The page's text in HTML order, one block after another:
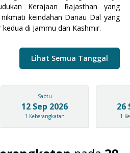
Kerajaan Rajasthan yang
keindahan Danau Dal yang
di Jammu dan Kashmir.
Lihat Semua Tanggal
Sabtu
12 Sep 2026
1 Keberangkatan
26
1